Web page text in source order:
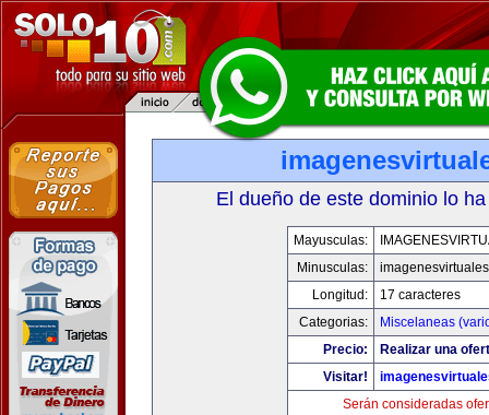
El dueño de este dominio lo
Mayusculas:
Minusculas:
Longitud:
17 caracteres
Categorias:
Miscelaneas
Precio:
Realizar una
Visitar!
Serán consideradas